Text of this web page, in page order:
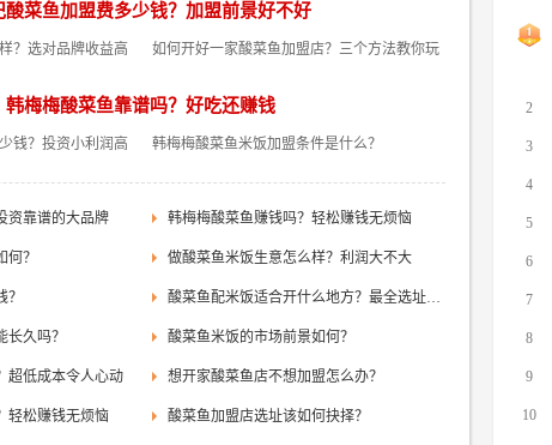
酸菜鱼加盟费多少钱？加盟前景好不好
？选对品牌收益高
如何开好一家酸菜鱼加盟店？三个方法教你玩
韩梅梅酸菜鱼靠谱吗？好吃还赚钱
钱？投资小利润高 韩梅梅酸菜鱼米饭加盟条件是什么？
资靠谱的大品牌 韩梅梅酸菜鱼赚钱吗？轻松赚钱无烦恼
？ 做酸菜鱼米饭生意怎么样？利润大不大
酸菜鱼配米饭适合开什么地方？最全选址攻略奉上
久吗？ 酸菜鱼米饭的市场前景如何？
超低成本令人心动 想开家酸菜鱼店不想加盟怎么办？
轻松赚钱无烦恼 酸菜鱼加盟店选址该如何抉择？
2
3
4
5
6
7
8
9
10